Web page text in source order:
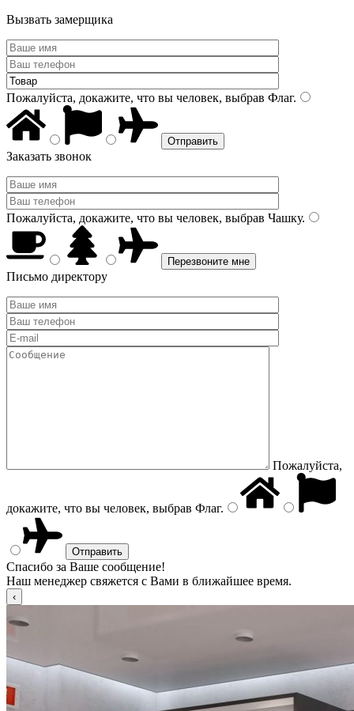
Вызвать замерщика
Пожалуйста, докажите, что вы человек, выбрав Флаг.
Заказать звонок
Пожалуйста, докажите, что вы человек, выбрав Чашку.
Письмо директору
Пожалуйста,
докажите, что вы человек, выбрав Флаг.
Спасибо за Ваше сообщение!
Наш менеджер свяжется с Вами в ближайшее время.